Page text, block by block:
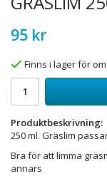
95 kr
Finns i lager för
Produktbeskrivning:
250 ml. Gräslim
Bra för att limma
annars